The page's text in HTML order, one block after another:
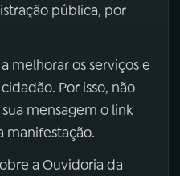
pública, por
melhorar os serviços e
Por isso, não
mensagem o link
manifestação.
a Ouvidoria da